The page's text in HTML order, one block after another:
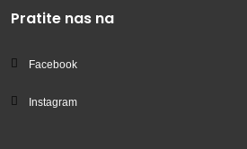
Pratite nas na
Facebook
Instagram